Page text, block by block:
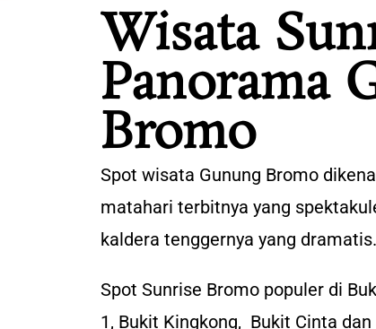
Wisata
Panorama
Bromo
Spot wisata Gunung Bromo
matahari terbitnya yang
kaldera tenggernya yang dramatis.
Spot Sunrise Bromo populer di
1, Bukit Kingkong, Bukit Cinta